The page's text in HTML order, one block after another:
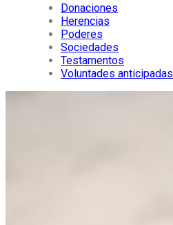
Donaciones
Herencias
Poderes
Sociedades
Testamentos
Voluntades anticipadas